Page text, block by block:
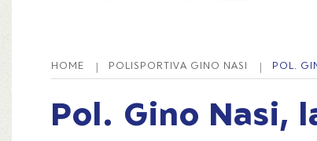
HOME POLISPORTIVA GINO NASI POL.
Pol. Gino Nasi,